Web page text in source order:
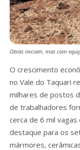
Obras iniciam, mas com
O crescimento
no Vale do Taquari
milhares de postos
de trabalhadores
cerca de 6 mil
destaque para os
mármores,